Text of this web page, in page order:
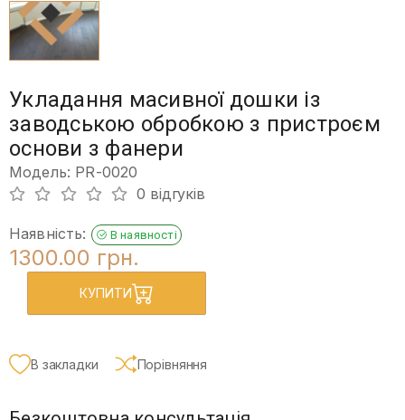
Укладання масивної дошки із
заводською обробкою з пристроєм
основи з фанери
Модель: PR-0020
0 відгуків
Наявність: В наявності
1300.00 грн.
КУПИТИ
В закладки Порівняння